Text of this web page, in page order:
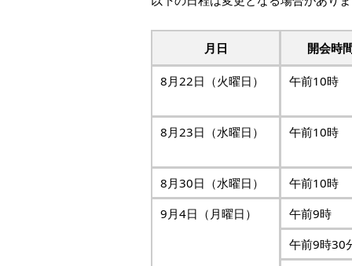
文
動
し
す
月日 開会時
8月22日（火曜日） 午前10時
8月23日（水曜日） 午前10時
8月30日（水曜日）
午前10時
9月4日（月曜日）
午前9時
午前9時30